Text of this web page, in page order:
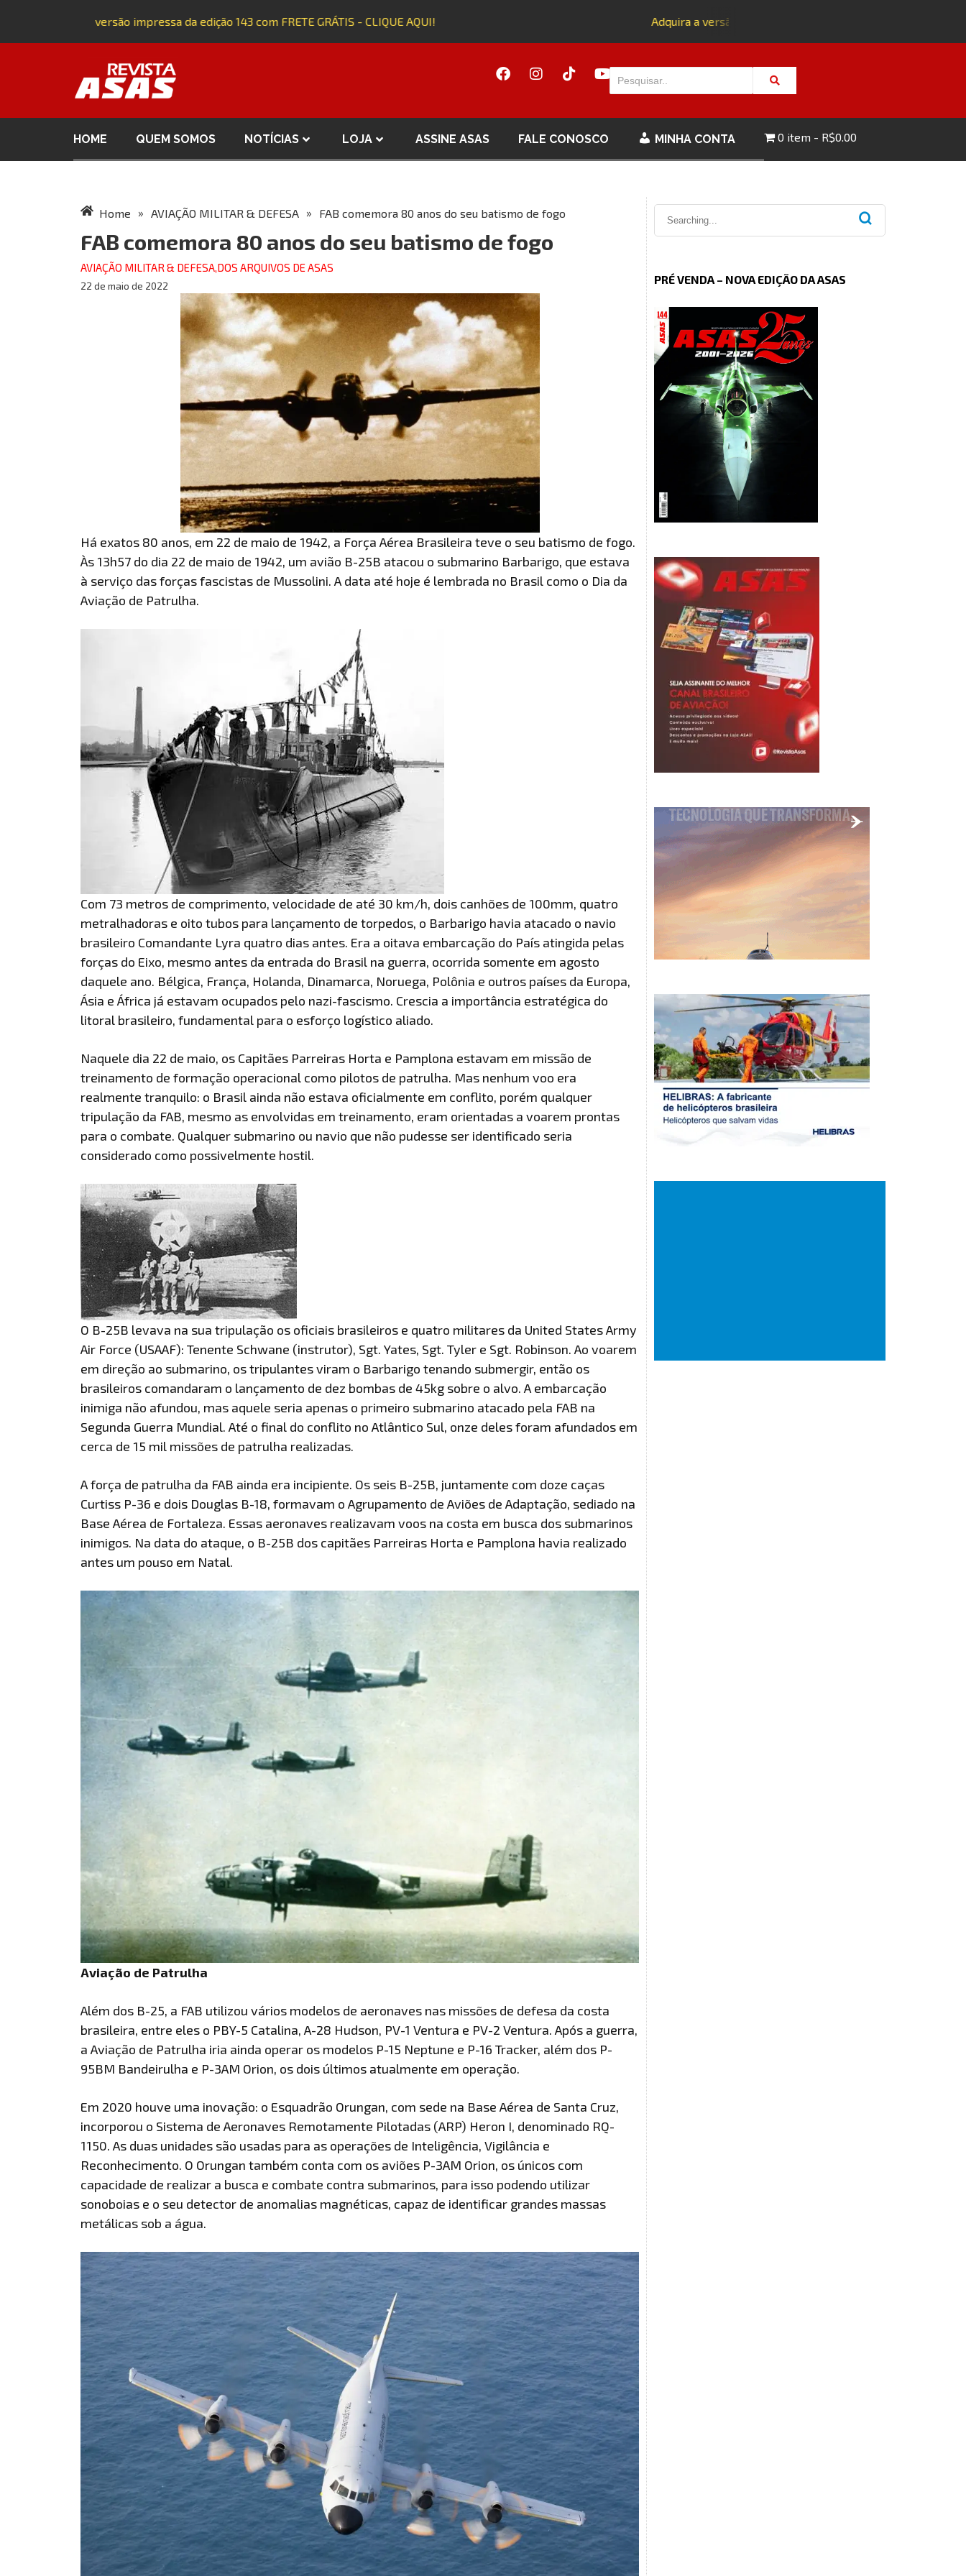
Adquira a versão impressa da edição 143 com FRETE GRÁTIS - CLIQUE AQUI! Adquira a versão impressa da edição 143 com FRETE GRÁTIS -
HOME QUEM SOMOS NOTÍCIAS LOJA ASSINE ASAS FALE CONOSCO MINHA CONTA 0 item R$0.00
Home » AVIAÇÃO MILITAR & DEFESA » FAB comemora 80 anos do seu batismo de fogo
FAB comemora 80 anos do seu batismo de fogo
AVIAÇÃO MILITAR & DEFESA,DOS ARQUIVOS DE ASAS
22 de maio de 2022
Há exatos 80 anos, em 22 de maio de 1942, a Força Aérea Brasileira teve o seu batismo de fogo.
Às 13h57 do dia 22 de maio de 1942, um avião B-25B atacou o submarino Barbarigo, que estava
à serviço das forças fascistas de Mussolini. A data até hoje é lembrada no Brasil como o Dia da
Aviação de Patrulha.
Com 73 metros de comprimento, velocidade de até 30 km/h, dois canhões de 100mm, quatro
metralhadoras e oito tubos para lançamento de torpedos, o Barbarigo havia atacado o navio
brasileiro Comandante Lyra quatro dias antes. Era a oitava embarcação do País atingida pelas
forças do Eixo, mesmo antes da entrada do Brasil na guerra, ocorrida somente em agosto
daquele ano. Bélgica, França, Holanda, Dinamarca, Noruega, Polônia e outros países da Europa,
Ásia e África já estavam ocupados pelo nazi-fascismo. Crescia a importância estratégica do
litoral brasileiro, fundamental para o esforço logístico aliado.
Naquele dia 22 de maio, os Capitães Parreiras Horta e Pamplona estavam em missão de
treinamento de formação operacional como pilotos de patrulha. Mas nenhum voo era
realmente tranquilo: o Brasil ainda não estava oficialmente em conflito, porém qualquer
tripulação da FAB, mesmo as envolvidas em treinamento, eram orientadas a voarem prontas
para o combate. Qualquer submarino ou navio que não pudesse ser identificado seria
considerado como possivelmente hostil.
O B-25B levava na sua tripulação os oficiais brasileiros e quatro militares da United States Army
Air Force (USAAF): Tenente Schwane (instrutor), Sgt. Yates, Sgt. Tyler e Sgt. Robinson. Ao voarem
em direção ao submarino, os tripulantes viram o Barbarigo tenando submergir, então os
brasileiros comandaram o lançamento de dez bombas de 45kg sobre o alvo. A embarcação
inimiga não afundou, mas aquele seria apenas o primeiro submarino atacado pela FAB na
Segunda Guerra Mundial. Até o final do conflito no Atlântico Sul, onze deles foram afundados em
cerca de 15 mil missões de patrulha realizadas.
A força de patrulha da FAB ainda era incipiente. Os seis B-25B, juntamente com doze caças
Curtiss P-36 e dois Douglas B-18, formavam o Agrupamento de Aviões de Adaptação, sediado na
Base Aérea de Fortaleza. Essas aeronaves realizavam voos na costa em busca dos submarinos
inimigos. Na data do ataque, o B-25B dos capitães Parreiras Horta e Pamplona havia realizado
antes um pouso em Natal.
Aviação de Patrulha
Além dos B-25, a FAB utilizou vários modelos de aeronaves nas missões de defesa da costa
brasileira, entre eles o PBY-5 Catalina, A-28 Hudson, PV-1 Ventura e PV-2 Ventura. Após a guerra,
a Aviação de Patrulha iria ainda operar os modelos P-15 Neptune e P-16 Tracker, além dos P-
95BM Bandeirulha e P-3AM Orion, os dois últimos atualmente em operação.
Em 2020 houve uma inovação: o Esquadrão Orungan, com sede na Base Aérea de Santa Cruz,
incorporou o Sistema de Aeronaves Remotamente Pilotadas (ARP) Heron I, denominado RQ-
1150. As duas unidades são usadas para as operações de Inteligência, Vigilância e
Reconhecimento. O Orungan também conta com os aviões P-3AM Orion, os únicos com
capacidade de realizar a busca e combate contra submarinos, para isso podendo utilizar
sonoboias e o seu detector de anomalias magnéticas, capaz de identificar grandes massas
metálicas sob a água.
PRÉ VENDA – NOVA EDIÇÃO DA ASAS